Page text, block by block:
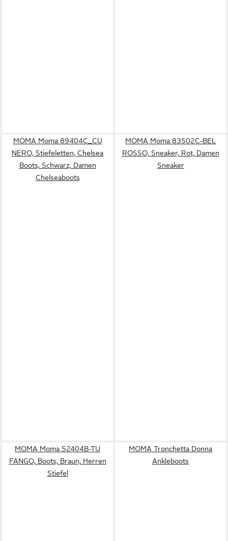
MOMA Moma 89404C_CU
NERO, Stiefeletten, Chelsea
Boots, Schwarz, Damen
Chelseaboots
MOMA Moma 83502C-BEL
ROSSO, Sneaker, Rot, Damen
Sneaker
MOMA Moma 52404B-TU
FANGO, Boots, Braun, Herren
Stiefel
MOMA Tronchetta Donna
Ankleboots